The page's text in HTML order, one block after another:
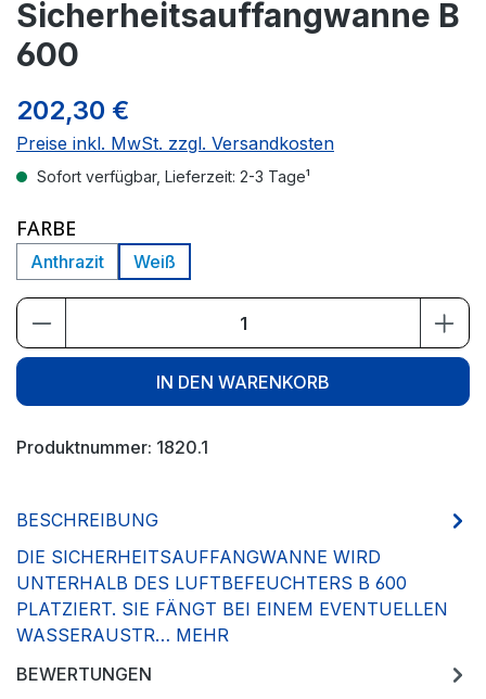
Sicherheitsauffangwanne B
600
202,30 €
Preise inkl. MwSt. zzgl. Versandkosten
Sofort verfügbar, Lieferzeit: 2-3 Tage¹
FARBE
Anthrazit Weiß
Produkt Anzahl: Gib den gewünschten
IN DEN WARENKORB
Produktnummer: 1820.1
BESCHREIBUNG
DIE SICHERHEITSAUFFANGWANNE WIRD
UNTERHALB DES LUFTBEFEUCHTERS B 600
PLATZIERT. SIE FÄNGT BEI EINEM EVENTUELLEN
WASSERAUSTR… MEHR
BEWERTUNGEN